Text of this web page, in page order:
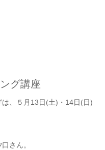
グ講座
、５月13日(土)・14日(日)
さん。